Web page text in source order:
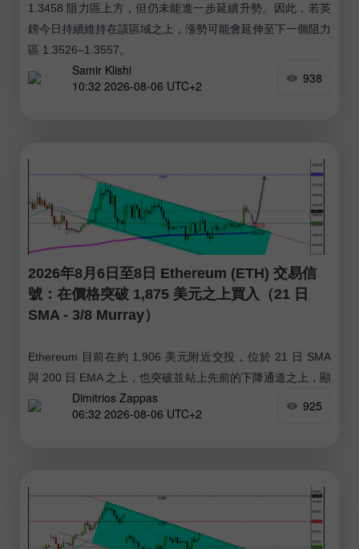
1.3458 阻力區上方，但仍未能進一步延續升勢。因此，若英
鎊今日持續維持在該區域之上，漲勢可能會延伸至下一個阻力
區 1.3526–1.3557。
Samir Klishi
10:32 2026-08-06 UTC+2
938
2026年8月6日至8日 Ethereum (ETH) 交易信
號：在價格突破 1,875 美元之上買入（21 日
SMA - 3/8 Murray）
Ethereum 目前在約 1,906 美元附近交投，位於 21 日 SMA
與 200 日 EMA 之上，也突破並站上先前的下降通道之上，顯
示出偏多的走勢。 在週三的美國交易時段中，Ethereum 突破
了 1,875 美元，隨後迅速上攻至 1,930 美元一帶。
Dimitrios Zappas
06:32 2026-08-06 UTC+2
925